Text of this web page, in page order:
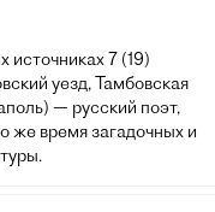
источниках 7 (19)
уезд, Тамбовская
— русский поэт,
же время загадочных и